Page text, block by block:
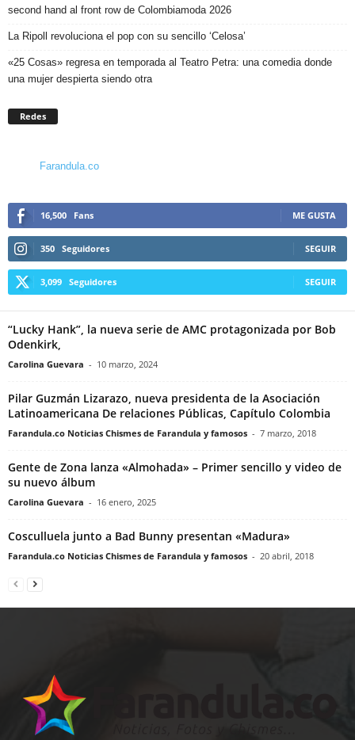
second hand al front row de Colombiamoda 2026
La Ripoll revoluciona el pop con su sencillo ‘Celosa’
«25 Cosas» regresa en temporada al Teatro Petra: una comedia donde
una mujer despierta siendo otra
Redes
Farandula.co
16,500 Fans ME GUSTA
350 Seguidores SEGUIR
3,099 Seguidores SEGUIR
“Lucky Hank”, la nueva serie de AMC protagonizada por Bob
Odenkirk,
Carolina Guevara - 10 marzo, 2024
Pilar Guzmán Lizarazo, nueva presidenta de la Asociación
Latinoamericana De relaciones Públicas, Capítulo Colombia
Farandula.co Noticias Chismes de Farandula y famosos - 7 marzo, 2018
Gente de Zona lanza «Almohada» – Primer sencillo y video de
su nuevo álbum
Carolina Guevara - 16 enero, 2025
Cosculluela junto a Bad Bunny presentan «Madura»
Farandula.co Noticias Chismes de Farandula y famosos - 20 abril, 2018